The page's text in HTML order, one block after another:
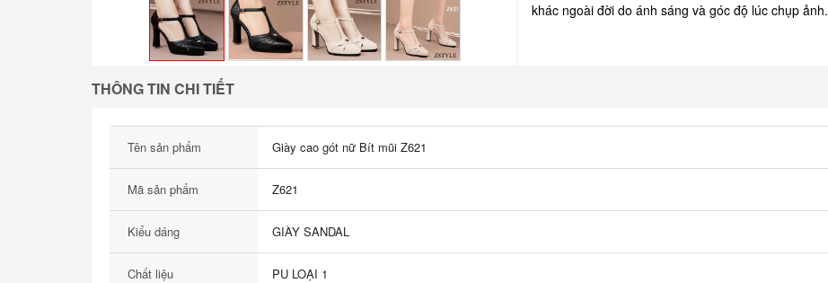
khác ngoài đời do ánh sáng và góc độ lúc chụp ảnh.
THÔNG TIN CHI TIẾT
Tên sản phẩm Giày cao gót nữ Bít mũi Z621
Mã sản phẩm Z621
Kiểu dáng GIÀY SANDAL
Chất liệu PU LOẠI 1